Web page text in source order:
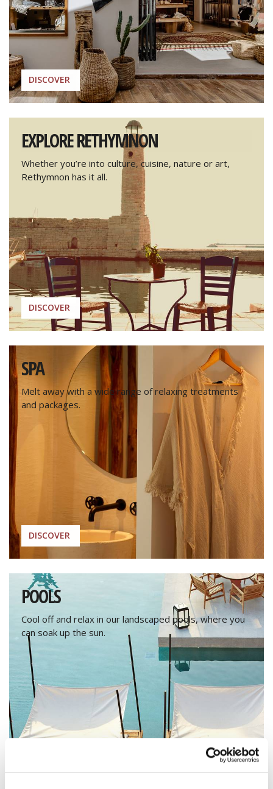
DISCOVER
EXPLORE RETHYMNON
Whether you’re into culture, cuisine, nature or art,
Rethymnon has it all.
DISCOVER
SPA
Melt away with a wide range of relaxing treatments
and packages.
DISCOVER
POOLS
Cool off and relax in our landscaped pools, where you
can soak up the sun.